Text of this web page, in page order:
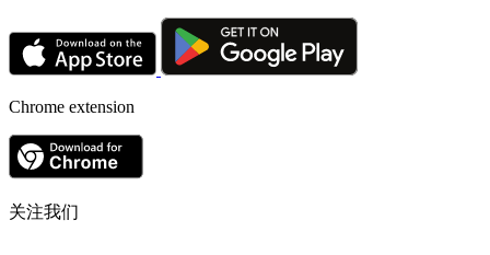
Chrome extension
关注我们